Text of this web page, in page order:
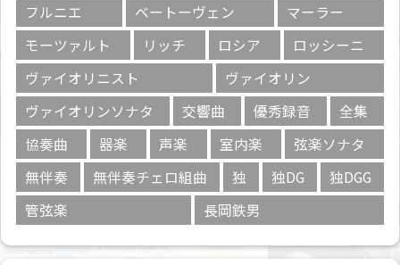
フルニエ
ベートーヴェン
マーラー
モーツァルト
リッチ ロシア
ロッシーニ
ヴァイオリニスト
ヴァイオリン
ヴァイオリンソナタ
交響曲 優秀録音
全集
協奏曲
器楽 声楽 室内楽
弦楽ソナタ
無伴奏
無伴奏チェロ組曲 独 独DG
独DGG
管弦楽
長岡鉄男